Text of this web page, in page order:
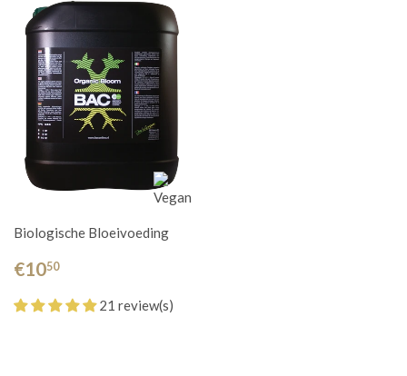
Biologische Bloeivoeding
€1050
21 review(s)